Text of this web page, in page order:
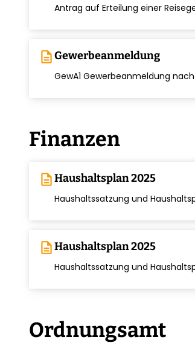
Antrag auf Erteilung einer
descriptionGewerbeanmeldung
GewA1 Gewerbeanmeldung
Finanzen
descriptionHaushaltsplan 2025
Haushaltssatzung und
descriptionHaushaltsplan 2025
Haushaltssatzung und
Ordnungsamt